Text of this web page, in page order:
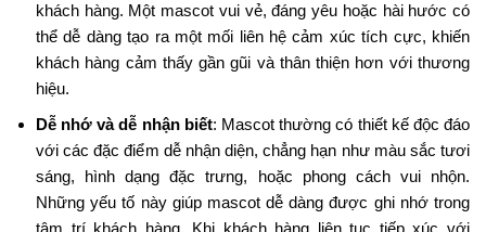
khách hàng. Một mascot vui vẻ, đáng yêu hoặc hài hước có
thể dễ dàng tạo ra một mối liên hệ cảm xúc tích cực, khiến
khách hàng cảm thấy gần gũi và thân thiện hơn với thương
hiệu.
Dễ nhớ và dễ nhận biết: Mascot thường có thiết kế độc đáo
với các đặc điểm dễ nhận diện, chẳng hạn như màu sắc tươi
sáng, hình dạng đặc trưng, hoặc phong cách vui nhộn.
Những yếu tố này giúp mascot dễ dàng được ghi nhớ trong